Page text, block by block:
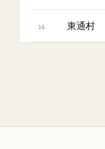
16 東通村